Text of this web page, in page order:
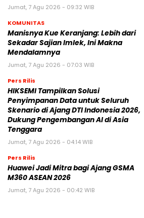
Jumat, 7 Agu 2026 - 09:32 WIB
KOMUNITAS
Manisnya Kue Keranjang: Lebih dari
Sekadar Sajian Imlek, Ini Makna
Mendalamnya
Jumat, 7 Agu 2026 - 07:03 WIB
Pers Rilis
HIKSEMI Tampilkan Solusi
Penyimpanan Data untuk Seluruh
Skenario di Ajang DTI Indonesia 2026,
Dukung Pengembangan AI di Asia
Tenggara
Jumat, 7 Agu 2026 - 04:14 WIB
Pers Rilis
Huawei Jadi Mitra bagi Ajang GSMA
M360 ASEAN 2026
Jumat, 7 Agu 2026 - 00:42 WIB